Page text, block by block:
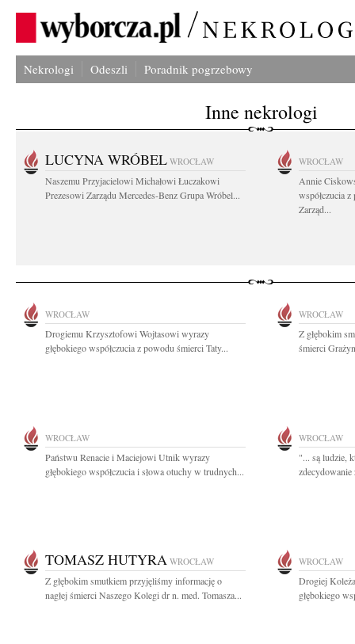
Nekrologi Odeszli Poradnik pogrzebowy
Inne nekrologi
LUCYNA WRÓBEL WROCŁAW
Naszemu Przyjacielowi Michałowi Łuczakowi
Prezesowi Zarządu Mercedes-Benz Grupa Wróbel...
WROCŁAW
Annie
współczucia
Zarząd...
WROCŁAW
Drogiemu Krzysztofowi Wojtasowi wyrazy
głębokiego współczucia z powodu śmierci Taty...
WROCŁAW
Z głębokim
śmierci
WROCŁAW
Państwu Renacie i Maciejowi Utnik wyrazy
głębokiego współczucia i słowa otuchy w trudnych...
WROCŁAW
"... są ludzie,
zdecydowanie
TOMASZ HUTYRA WROCŁAW
Z głębokim smutkiem przyjęliśmy informację o
nagłej śmierci Naszego Kolegi dr n. med. Tomasza...
WROCŁAW
Drogiej
głębokiego